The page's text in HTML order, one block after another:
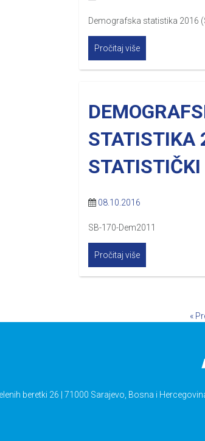
Demografska statistika 2016
Pročitaj više
STATISTIKA
08.10.2016
SB-170-Dem2011
Pročitaj više
«
beretki 26 | 71000 Sarajevo, Bosna i